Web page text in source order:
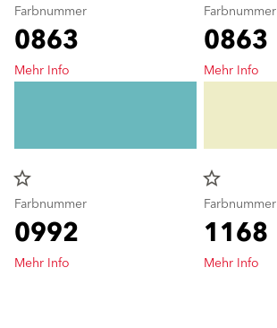
Farbnummer
0863
Mehr Info
star_border
Farbnummer
0992
Mehr Info
Farbnummer
0863
Mehr Info
star_border
Farbnummer
1168
Mehr Info